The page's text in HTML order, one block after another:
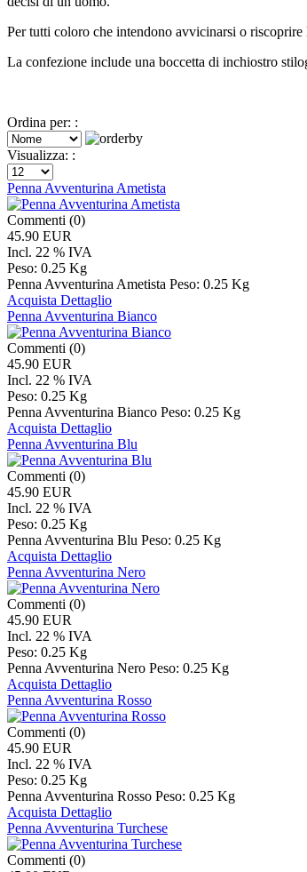
Per tutti coloro che intendono avvicinarsi o
La confezione include una boccetta di inchiostro
Ordina per: :
Visualizza: :
Penna Avventurina Ametista
Commenti (0)
45.90 EUR
Incl. 22 % IVA
Peso: 0.25 Kg
Penna Avventurina Ametista Peso: 0.25 Kg
Acquista Dettaglio
Penna Avventurina Bianco
Commenti (0)
45.90 EUR
Incl. 22 % IVA
Peso: 0.25 Kg
Penna Avventurina Bianco Peso: 0.25 Kg
Acquista Dettaglio
Penna Avventurina Blu
Commenti (0)
45.90 EUR
Incl. 22 % IVA
Peso: 0.25 Kg
Penna Avventurina Blu Peso: 0.25 Kg
Acquista Dettaglio
Penna Avventurina Nero
Commenti (0)
45.90 EUR
Incl. 22 % IVA
Peso: 0.25 Kg
Penna Avventurina Nero Peso: 0.25 Kg
Acquista Dettaglio
Penna Avventurina Rosso
Commenti (0)
45.90 EUR
Incl. 22 % IVA
Peso: 0.25 Kg
Penna Avventurina Rosso Peso: 0.25 Kg
Acquista Dettaglio
Penna Avventurina Turchese
Commenti (0)